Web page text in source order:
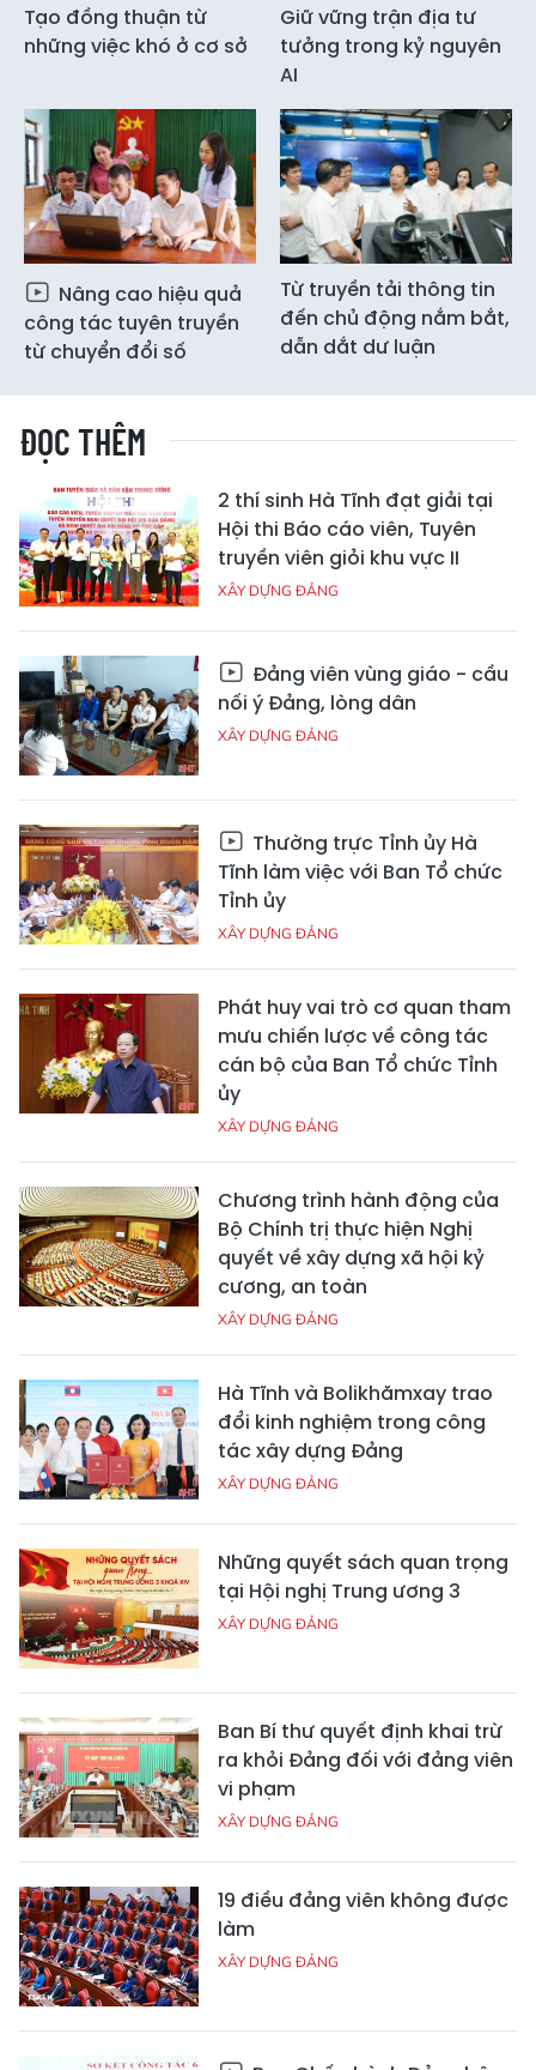
Tạo đồng thuận từ
những việc khó ở cơ sở
Giữ vững trận địa tư
tưởng trong kỷ nguyên
AI
Nâng cao hiệu quả
công tác tuyên truyền
từ chuyển đổi số
Từ truyền tải thông tin
đến chủ động nắm bắt,
dẫn dắt dư luận
ĐỌC THÊM
2 thí sinh Hà Tĩnh đạt giải tại
Hội thi Báo cáo viên, Tuyên
truyền viên giỏi khu vực II
XÂY DỰNG ĐẢNG
Đảng viên vùng giáo - cầu
nối ý Đảng, lòng dân
XÂY DỰNG ĐẢNG
Thường trực Tỉnh ủy Hà
Tĩnh làm việc với Ban Tổ chức
Tỉnh ủy
XÂY DỰNG ĐẢNG
Phát huy vai trò cơ quan tham
mưu chiến lược về công tác
cán bộ của Ban Tổ chức Tỉnh
ủy
XÂY DỰNG ĐẢNG
Chương trình hành động của
Bộ Chính trị thực hiện Nghị
quyết về xây dựng xã hội kỷ
cương, an toàn
XÂY DỰNG ĐẢNG
Hà Tĩnh và Bolikhămxay trao
đổi kinh nghiệm trong công
tác xây dựng Đảng
XÂY DỰNG ĐẢNG
Những quyết sách quan trọng
tại Hội nghị Trung ương 3
XÂY DỰNG ĐẢNG
Ban Bí thư quyết định khai trừ
ra khỏi Đảng đối với đảng viên
vi phạm
XÂY DỰNG ĐẢNG
19 điều đảng viên không được
làm
XÂY DỰNG ĐẢNG